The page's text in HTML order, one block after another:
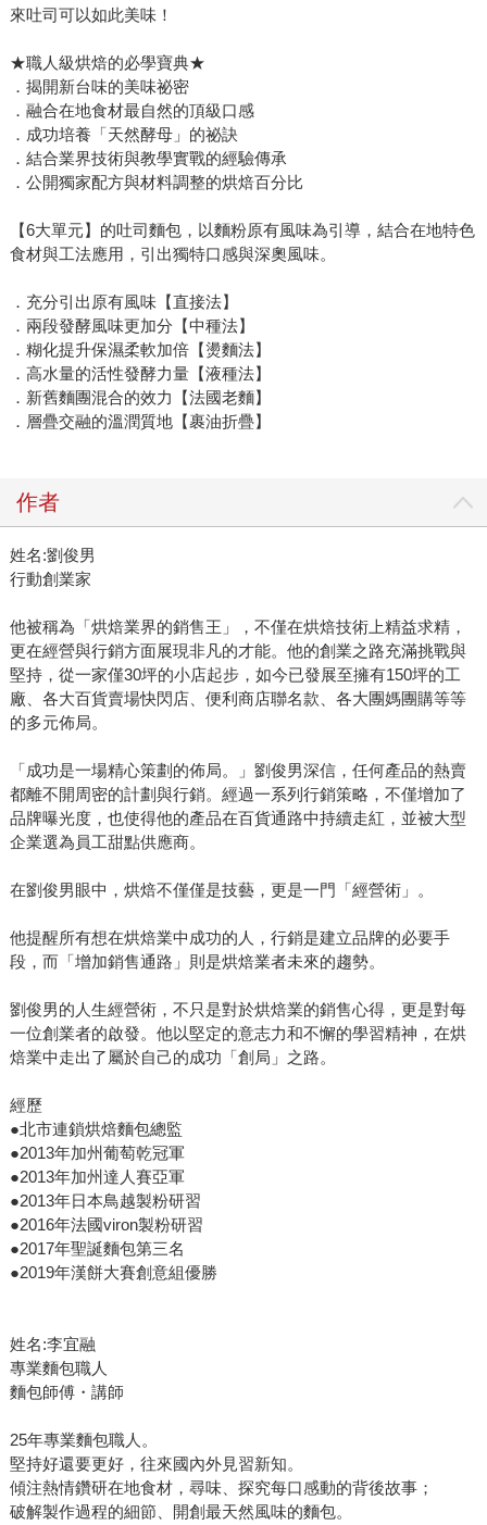
來吐司可以如此美味！
★職人級烘焙的必學寶典★
．揭開新台味的美味祕密
．融合在地食材最自然的頂級口感
．成功培養「天然酵母」的祕訣
．結合業界技術與教學實戰的經驗傳承
．公開獨家配方與材料調整的烘焙百分比
【6大單元】的吐司麵包，以麵粉原有風味為引導，結合在地特色
食材與工法應用，引出獨特口感與深奧風味。
．充分引出原有風味【直接法】
．兩段發酵風味更加分【中種法】
．糊化提升保濕柔軟加倍【燙麵法】
．高水量的活性發酵力量【液種法】
．新舊麵團混合的效力【法國老麵】
．層疊交融的溫潤質地【裹油折疊】
作者
姓名:劉俊男
行動創業家
他被稱為「烘焙業界的銷售王」，不僅在烘焙技術上精益求精，
更在經營與行銷方面展現非凡的才能。他的創業之路充滿挑戰與
堅持，從一家僅30坪的小店起步，如今已發展至擁有150坪的工
廠、各大百貨賣場快閃店、便利商店聯名款、各大團媽團購等等
的多元佈局。
「成功是一場精心策劃的佈局。」劉俊男深信，任何產品的熱賣
都離不開周密的計劃與行銷。經過一系列行銷策略，不僅增加了
品牌曝光度，也使得他的產品在百貨通路中持續走紅，並被大型
企業選為員工甜點供應商。
在劉俊男眼中，烘焙不僅僅是技藝，更是一門「經營術」。
他提醒所有想在烘焙業中成功的人，行銷是建立品牌的必要手
段，而「增加銷售通路」則是烘焙業者未來的趨勢。
劉俊男的人生經營術，不只是對於烘焙業的銷售心得，更是對每
一位創業者的啟發。他以堅定的意志力和不懈的學習精神，在烘
焙業中走出了屬於自己的成功「創局」之路。
經歷
●北市連鎖烘焙麵包總監
●2013年加州葡萄乾冠軍
●2013年加州達人賽亞軍
●2013年日本鳥越製粉研習
●2016年法國viron製粉研習
●2017年聖誕麵包第三名
●2019年漢餅大賽創意組優勝
姓名:李宜融
專業麵包職人
麵包師傅・講師
25年專業麵包職人。
堅持好還要更好，往來國內外見習新知。
傾注熱情鑽研在地食材，尋味、探究每口感動的背後故事；
破解製作過程的細節、開創最天然風味的麵包。